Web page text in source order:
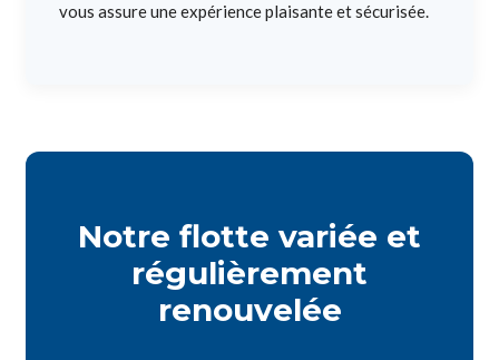
vous assure une expérience plaisante et sécurisée.
Notre flotte variée et
régulièrement
renouvelée